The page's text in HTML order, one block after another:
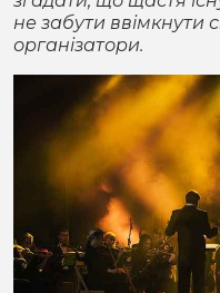
не забути ввімкнути
організатори.